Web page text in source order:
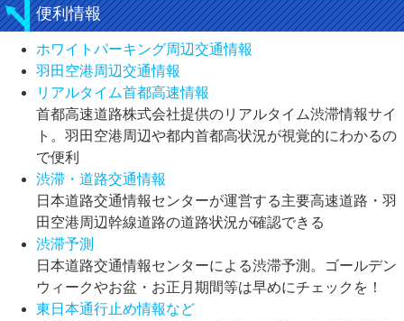
便利情報
ホワイトパーキング周辺交通情報
羽田空港周辺交通情報
リアルタイム首都高速情報
首都高速道路株式会社提供のリアルタイム渋滞情報サイ
ト。羽田空港周辺や都内首都高状況が視覚的にわかるの
で便利
渋滞・道路交通情報
日本道路交通情報センターが運営する主要高速道路・羽
田空港周辺幹線道路の道路状況が確認できる
渋滞予測
日本道路交通情報センターによる渋滞予測。ゴールデン
ウィークやお盆・お正月期間等は早めにチェックを！
東日本通行止め情報など